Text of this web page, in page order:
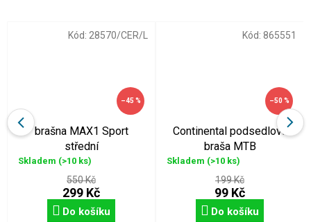
–45 %
brašna MAX1 Sport
střední
Skladem (>10 ks)
550 Kč
299 Kč
Do košíku
Kód: 28570/CER/L
–50 %
Continental podsedlová
braša MTB
Skladem (>10 ks)
199 Kč
99 Kč
Do košíku
Kód: 865551